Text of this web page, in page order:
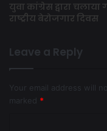
युवा कांग्रेस द्वारा चलाया
राष्ट्रीय बेरोजगार दिवस
Leave a Reply
Your email address will
marked *